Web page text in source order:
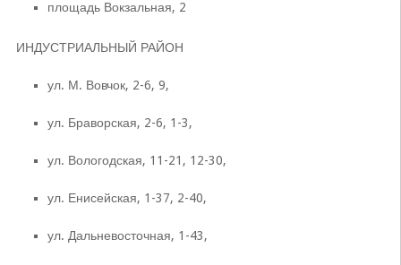
площадь Вокзальная, 2
ИНДУСТРИАЛЬНЫЙ РАЙОН
ул. М. Вовчок, 2-6, 9,
ул. Браворская, 2-6, 1-3,
ул. Вологодская, 11-21, 12-30,
ул. Енисейская, 1-37, 2-40,
ул. Дальневосточная, 1-43,